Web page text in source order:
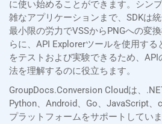
に使い始めることができます。シン
雑なアプリケーションまで、SDKは
最小限の労力でVSSからPNGへの変
らに、API Explorerツールを使用する
をテストおよび実験できるため、
法を理解するのに役立ちます。
GroupDocs.Conversion Cloudは、
Python、Android、Go、JavaScript、
プラットフォームをサポートしてい